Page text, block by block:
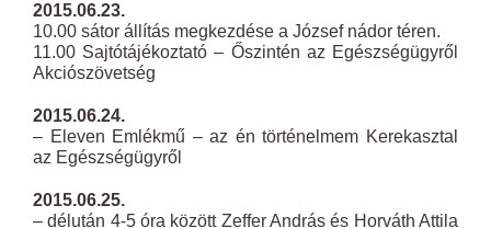
2015.06.23.
10.00 sátor állítás megkezdése a József nádor téren.
11.00 Sajtótájékoztató – Őszintén az Egészségügyről
Akciószövetség
2015.06.24.
– Eleven Emlékmű – az én történelmem Kerekasztal
az Egészségügyről
2015.06.25.
– délután 4-5 óra között Zeffer András és Horváth Attila